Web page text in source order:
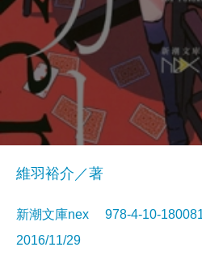
維羽裕介／著
新潮文庫nex 978-4-10-
2016/11/29